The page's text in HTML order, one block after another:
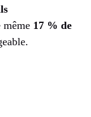
même 17 % de